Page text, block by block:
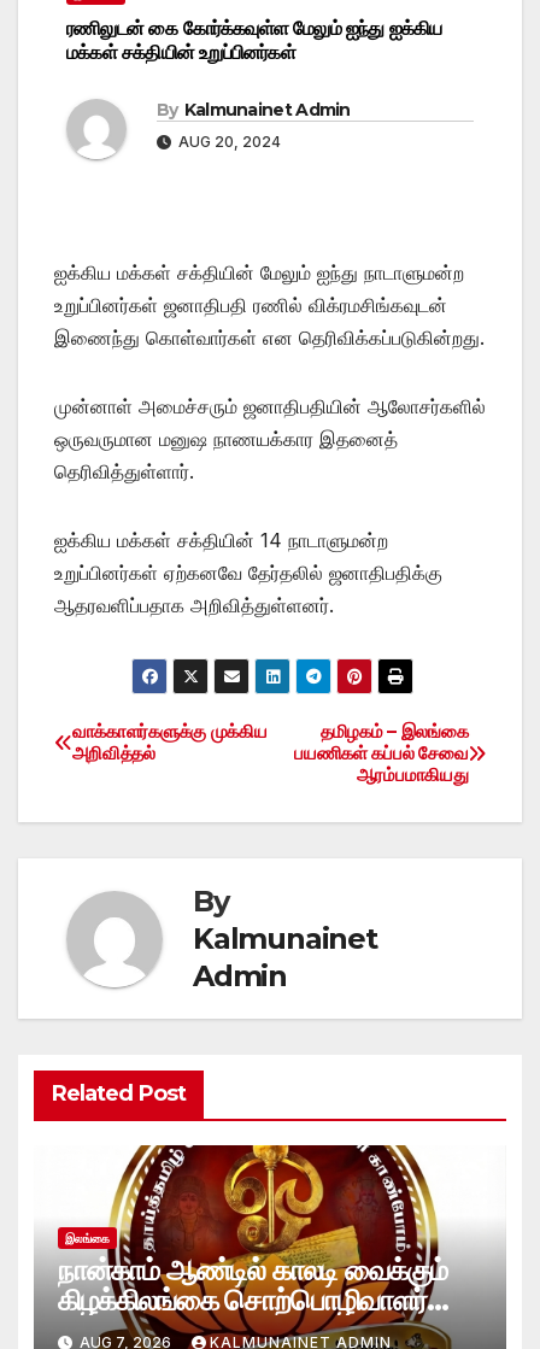
ரணிலுடன் கை கோர்க்கவுள்ள மேலும் ஐந்து ஐக்கிய
மக்கள் சக்தியின் உறுப்பினர்கள்
By Kalmunainet Admin
AUG 20, 2024
ஐக்கிய மக்கள் சக்தியின் மேலும் ஐந்து நாடாளுமன்ற
உறுப்பினர்கள் ஜனாதிபதி ரணில் விக்ரமசிங்கவுடன்
இணைந்து கொள்வார்கள் என தெரிவிக்கப்படுகின்றது.
முன்னாள் அமைச்சரும் ஜனாதிபதியின் ஆலோசர்களில்
ஒருவருமான மனுஷ நாணயக்கார இதனைத்
தெரிவித்துள்ளார்.
ஐக்கிய மக்கள் சக்தியின் 14 நாடாளுமன்ற
உறுப்பினர்கள் ஏற்கனவே தேர்தலில் ஜனாதிபதிக்கு
ஆதரவளிப்பதாக அறிவித்துள்ளனர்.
Post
தமிழகம் – இலங்கை
பயணிகள் கப்பல் சேவை
ஆரம்பமாகியது
வாக்காளர்களுக்கு முக்கிய
அறிவித்தல்
By
Kalmunainet
Admin
Related Post
இலங்கை
நான்காம் ஆண்டில் காலடி வைக்கும்
கிழக்கிலங்கை சொற்பொழிவாளர்
ஒன்றியத்துக்கு கல்முனை நெற்றின்
AUG 7, 2026 KALMUNAINET ADMIN